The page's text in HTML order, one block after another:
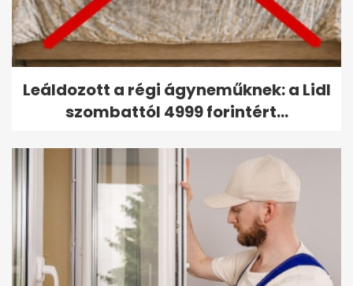
Leáldozott a régi ágyneműknek: a Lidl
szombattól 4999 forintért...